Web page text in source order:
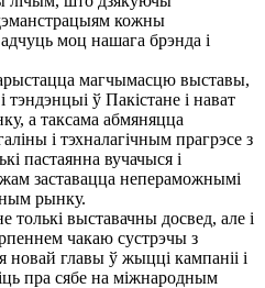
кожны
моц нашага брэнда і
магчымасцю выставы,
ў Пакістане і нават
а таксама абмяняцца
і тэхналагічным прагрэсе з
пастаянна вучачыся і
заставацца непераможнымі
рынку.
толькі выставачны досвед, але і
чакаю сустрэчы з
главы ў жыцці кампаніі і
пра сябе на міжнародным